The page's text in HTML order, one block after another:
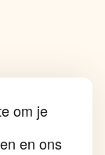
om je
en ons